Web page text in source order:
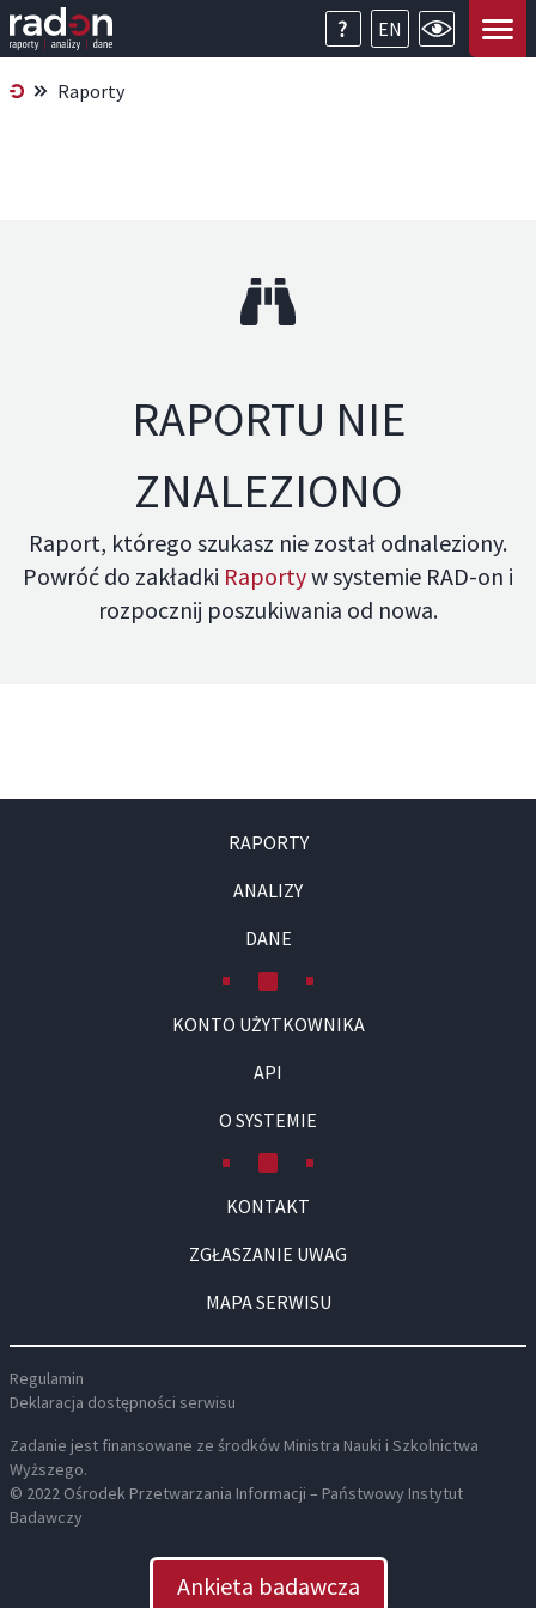
EN
Raporty
RAPORTU NIE
ZNALEZIONO
Raport, którego szukasz nie został odnaleziony.
Powróć do zakładki Raportyw systemie RAD-on i
rozpocznij poszukiwania od nowa.
RAPORTY
ANALIZY
DANE
KONTO UŻYTKOWNIKA
API
O SYSTEMIE
KONTAKT
ZGŁASZANIE UWAG
MAPA SERWISU
Zadanie jest finansowane ze środków Ministra Nauki i Szkolnictwa
Wyższego.
© 2022 Ośrodek Przetwarzania Informacji – Państwowy Instytut
Badawczy
Regulamin
Deklaracja dostępności serwisu
Ankieta badawcza